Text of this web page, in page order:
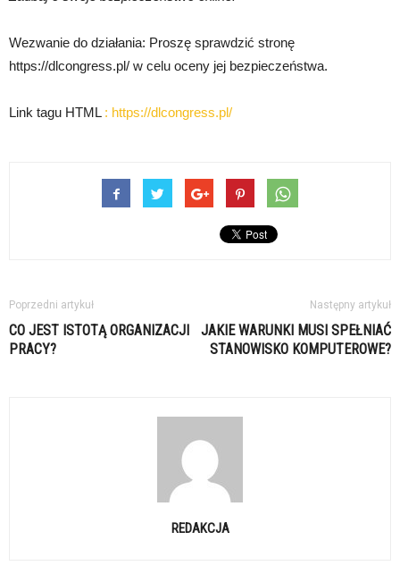
Wezwanie do działania: Proszę sprawdzić stronę
https://dlcongress.pl/ w celu oceny jej bezpieczeństwa.
Link tagu HTML : https://dlcongress.pl/
Poprzedni artykuł
CO JEST ISTOTĄ ORGANIZACJI
PRACY?
Następny artykuł
JAKIE WARUNKI MUSI SPEŁNIAĆ
STANOWISKO KOMPUTEROWE?
REDAKCJA